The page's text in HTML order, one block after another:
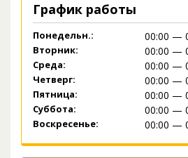
График работы
Понедельн.: 00:00 —
Вторник: 00:00 —
Среда: 00:00 —
Четверг: 00:00 —
Пятница: 00:00 —
Суббота: 00:00 —
Воскресенье: 00:00 —